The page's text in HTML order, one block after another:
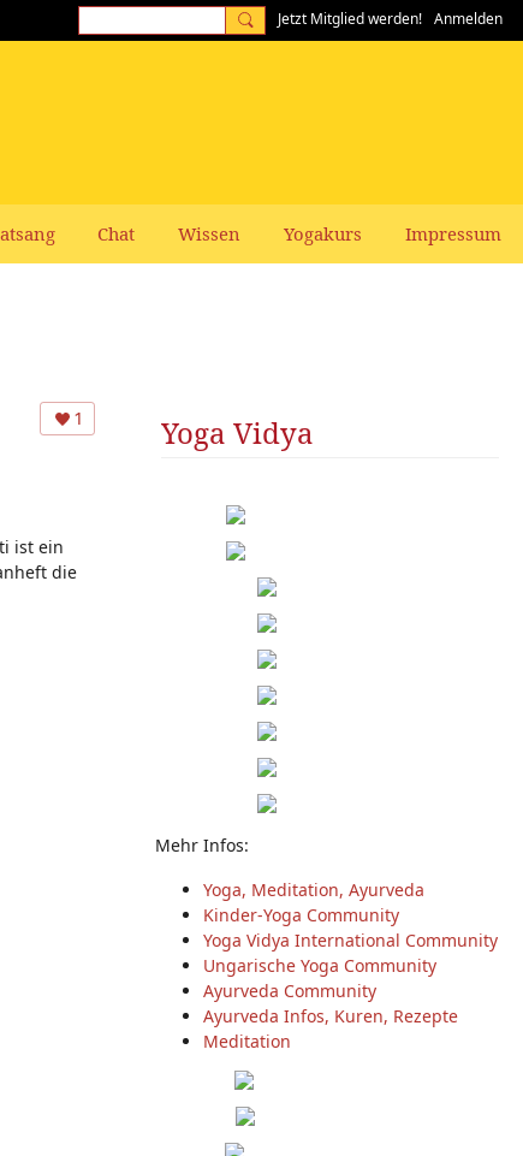
Jetzt Mitglied werden! Anmelden
Chat Wissen Yogakurs Impressum
1
ist ein
die
Yoga Vidya
Mehr Infos:
Yoga, Meditation, Ayurveda
Kinder-Yoga Community
Yoga Vidya International Community
Ungarische Yoga Community
Ayurveda Community
Ayurveda Infos, Kuren, Rezepte
Meditation